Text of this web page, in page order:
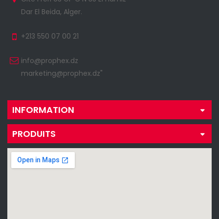
Dar El Beida, Alger.
+213 550 07 00 21
info@prophex.dz
marketing@prophex.dz"
INFORMATION
PRODUITS